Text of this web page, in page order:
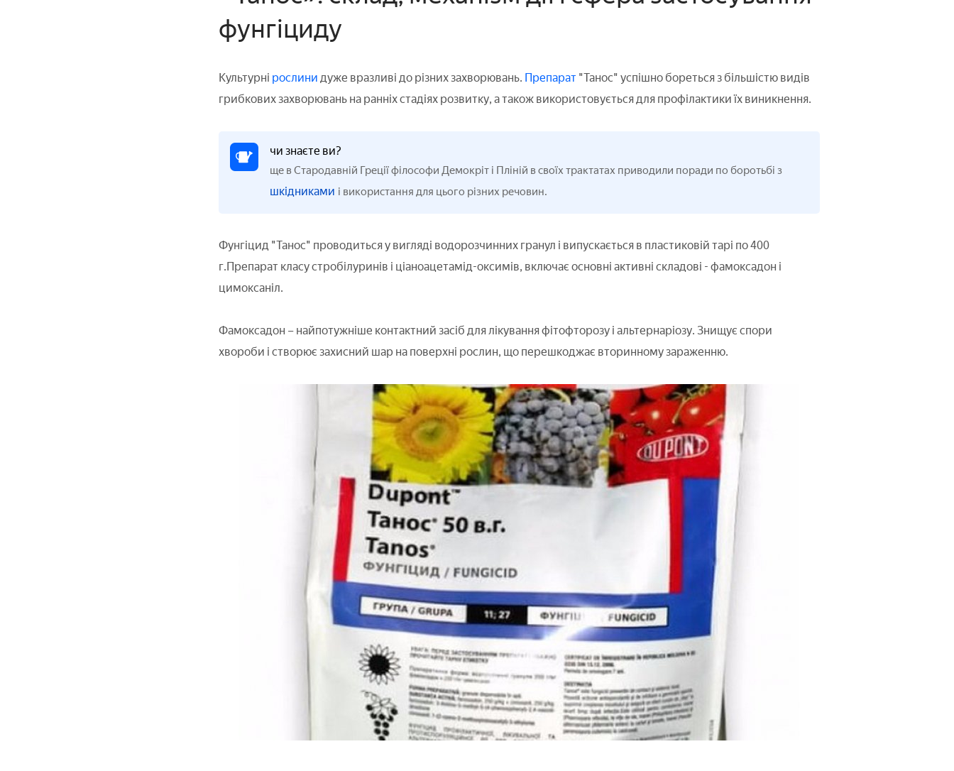
фунгіциду
Культурні рослини дуже вразливі до різних захворювань. Препарат "Танос" успішно бореться з більшістю видів
грибкових захворювань на ранніх стадіях розвитку, а також використовується для профілактики їх виникнення.
чи знаєте ви?
ще в Стародавній Греції філософи Демокріт і Пліній в своїх трактатах приводили поради по боротьбі з
шкідниками і використання для цього різних речовин.
Фунгіцид "Танос" проводиться у вигляді водорозчинних гранул і випускається в пластиковій тарі по 400
г.Препарат класу стробілуринів і ціаноацетамід-оксимів, включає основні активні складові - фамоксадон і
цимоксаніл.
Фамоксадон – найпотужніше контактний засіб для лікування фітофторозу і альтернаріозу. Знищує спори
хвороби і створює захисний шар на поверхні рослин, що перешкоджає вторинному зараженню.